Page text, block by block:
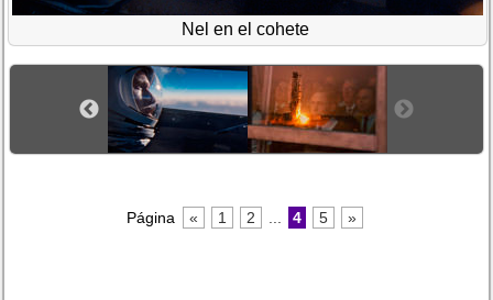
Nel en el cohete
Página « 1 2 4 5 »